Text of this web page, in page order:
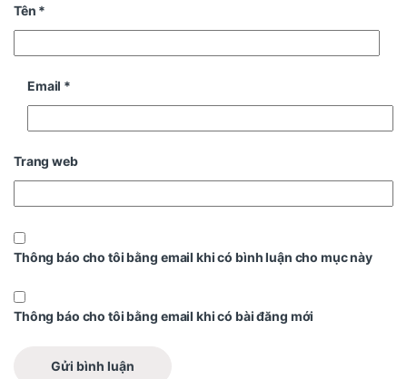
Tên *
Email *
Trang web
Thông báo cho tôi bằng email khi có bình luận cho mục này
Thông báo cho tôi bằng email khi có bài đăng mới